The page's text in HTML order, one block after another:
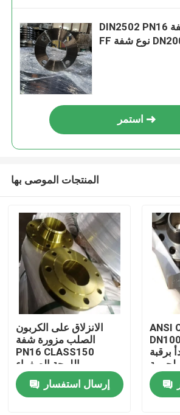
منزل
DIN2502 PN16 أنابيب الصلب شفة
استمر
المنتجات الموصى بها
الانزلاق على الكربون
الصلب مزورة شفة
PN16 CLASS150
اللوحة الصفراء
إرسال استفسار
ANSI
DN100 شفة من الفولاذ
برقبة
ملحومة